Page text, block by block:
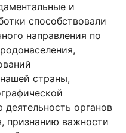
и
способствовали
направления по
страны,
органов
признанию важности